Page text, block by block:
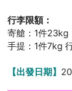
行李限額：
寄艙：1件23kg
手提：1件7kg
【出發日期】